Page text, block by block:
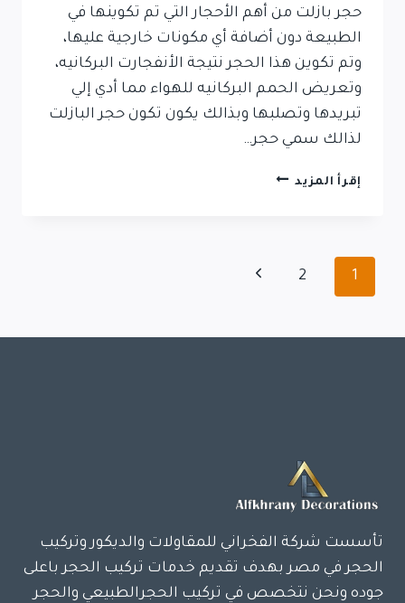
حجر بازلت من أهم الأحجار التي تم تكوينها في
الطبيعة دون أضافة أي مكونات خارجية عليها،
وتم تكوين هذا الحجر نتيجة الأنفجارت البركانيه،
وتعريض الحمم البركانيه للهواء مما أدي إلي
تبريدها وتصلبها وبذالك يكون تكون حجر البازلت
لذالك سمي حجر…
إقرأ المزيد تركيب
تنقل
1
2 الصفحة
تأسست شركة الفخراني للمقاولات والديكور وتركيب
الحجر في مصر بهدف تقديم خدمات تركيب الحجر باعلى
جوده ونحن نتخصص في تركيب الحجرالطبيعي والحجر